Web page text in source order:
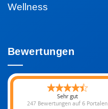
Wellness
Bewertungen
Sehr gut
247 Bewertungenauf 6 Portalen